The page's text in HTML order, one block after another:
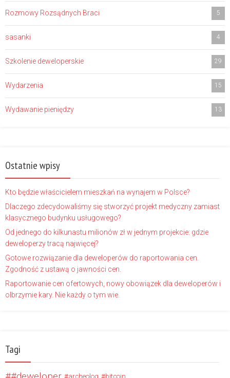
Rozmowy Rozsądnych Braci 5
sasanki 4
Szkolenie deweloperskie 29
Wydarzenia 15
Wydawanie pieniędzy 13
Ostatnie wpisy
Kto będzie właścicielem mieszkań na wynajem w Polsce?
Dlaczego zdecydowaliśmy się stworzyć projekt medyczny zamiast
klasycznego budynku usługowego?
Od jednego do kilkunastu milionów zł w jednym projekcie: gdzie
deweloperzy tracą najwięcej?
Gotowe rozwiązanie dla deweloperów do raportowania cen.
Zgodność z ustawą o jawności cen.
Raportowanie cen ofertowych, nowy obowiązek dla deweloperów i
olbrzymie kary. Nie każdy o tym wie.
Tagi
archeolog bitcoin